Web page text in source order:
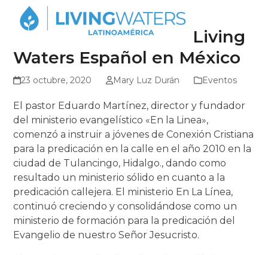
Open
mobile
menu
Close
mobile
menu
Living
Waters Español en México
23 octubre, 2020 Mary Luz Durán Eventos
El pastor Eduardo Martínez, director y fundador
del ministerio evangelístico «En la Linea»,
comenzó a instruir a jóvenes de Conexión Cristiana
para la predicación en la calle en el año 2010 en la
ciudad de Tulancingo, Hidalgo., dando como
resultado un ministerio sólido en cuanto a la
predicación callejera. El ministerio En La Línea,
continuó creciendo y consolidándose como un
ministerio de formación para la predicación del
Evangelio de nuestro Señor Jesucristo.